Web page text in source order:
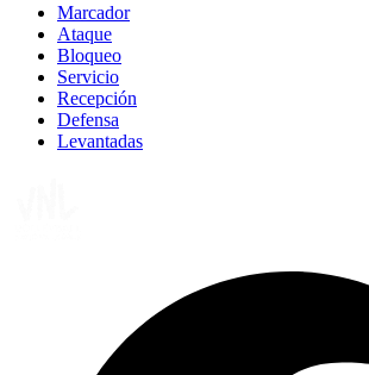
Marcador
Ataque
Bloqueo
Servicio
Recepción
Defensa
Levantadas